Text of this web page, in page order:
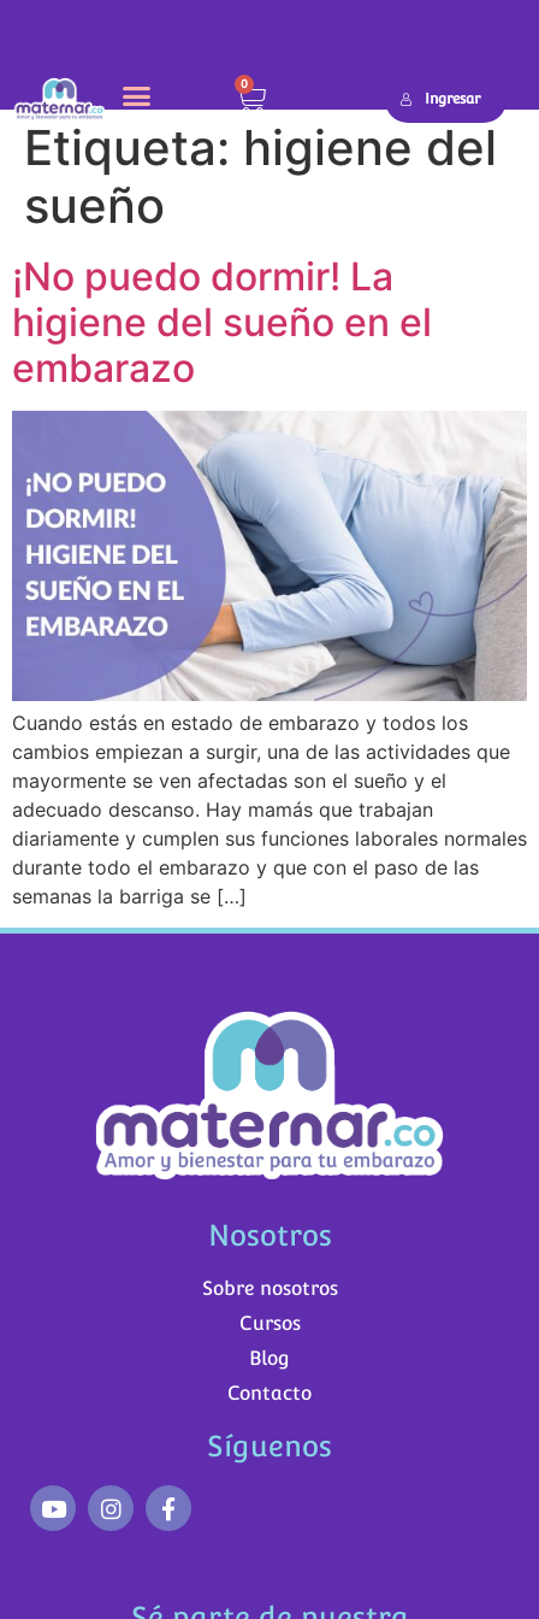
0
Ingresar
Etiqueta: higiene del
sueño
¡No puedo dormir! La
higiene del sueño en el
embarazo
Cuando estás en estado de embarazo y todos los
cambios empiezan a surgir, una de las actividades que
mayormente se ven afectadas son el sueño y el
adecuado descanso. Hay mamás que trabajan
diariamente y cumplen sus funciones laborales normales
durante todo el embarazo y que con el paso de las
semanas la barriga se […]
Nosotros
Sobre nosotros
Cursos
Blog
Contacto
Síguenos